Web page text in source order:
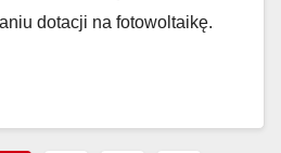
dotacji na fotowoltaikę.